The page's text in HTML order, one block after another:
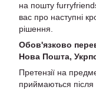
на пошту
вас про наступні
рішення.
Обов'язково
Нова Пошта,
Претензії на
приймаються